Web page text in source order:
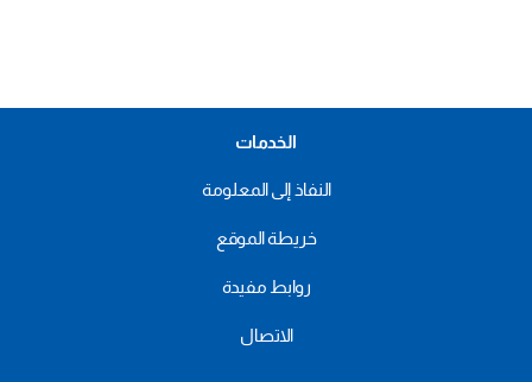
الخدمات
النفاذ إلى المعلومة
خريطة الموقع
روابط مفيدة
الاتصال